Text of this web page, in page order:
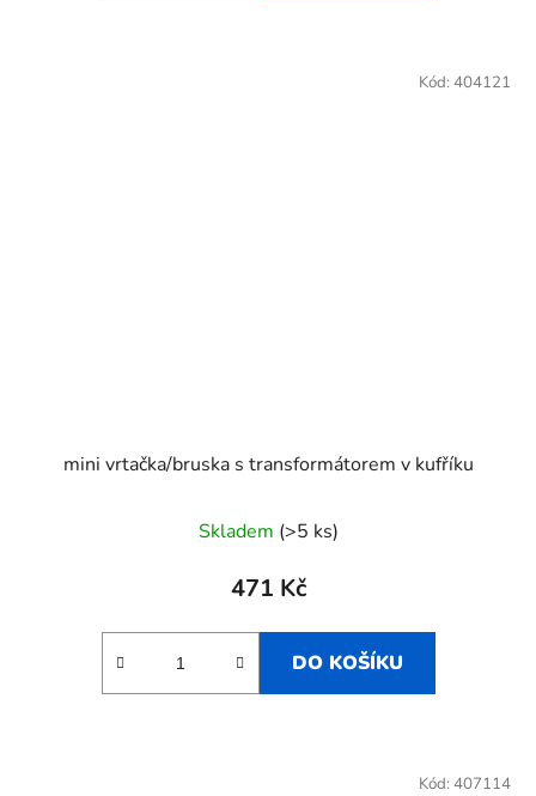
mini vrtačka/bruska s transformátorem v kufříku
Skladem (>5 ks)
471 Kč
DO KOŠÍKU
Kód: 404121
Kód: 407114